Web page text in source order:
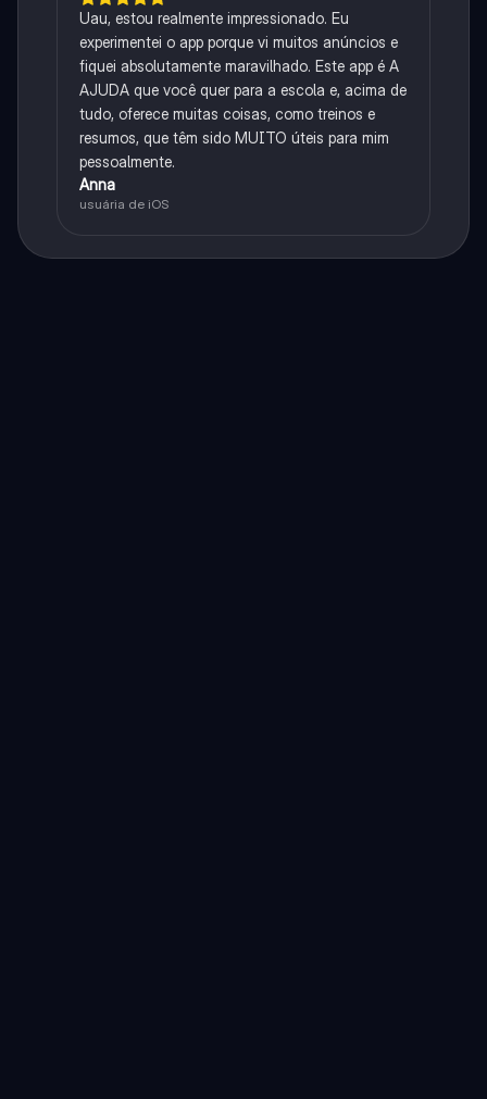
Uau, estou realmente impressionado. Eu
experimentei o app porque vi muitos anúncios e
fiquei absolutamente maravilhado. Este app é A
AJUDA que você quer para a escola e, acima de
tudo, oferece muitas coisas, como treinos e
resumos, que têm sido MUITO úteis para mim
pessoalmente.
Anna
usuária de iOS